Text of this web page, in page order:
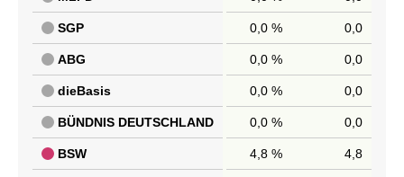
SGP 0,0 % 0,0
ABG 0,0 % 0,0
dieBasis 0,0 % 0,0
BÜNDNIS DEUTSCHLAND 0,0 % 0,0
BSW 4,8 % 4,8